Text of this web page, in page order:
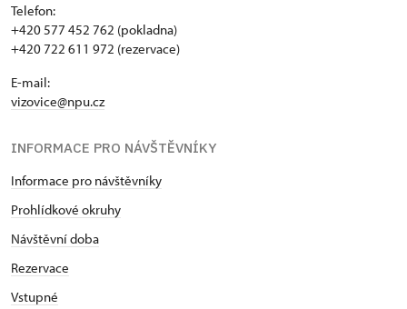
Telefon:
+420 577 452 762 (pokladna)
+420 722 611 972 (rezervace)
E-mail:
vizovice@npu.cz
INFORMACE PRO NÁVŠTĚVNÍKY
Informace pro návštěvníky
Prohlídkové okruhy
Návštěvní doba
Rezervace
Vstupné